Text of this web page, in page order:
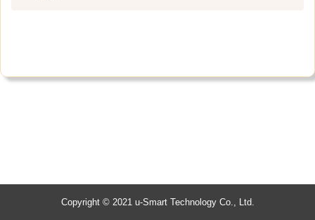
Copyright © 2021 u-Smart Technology Co., Ltd.